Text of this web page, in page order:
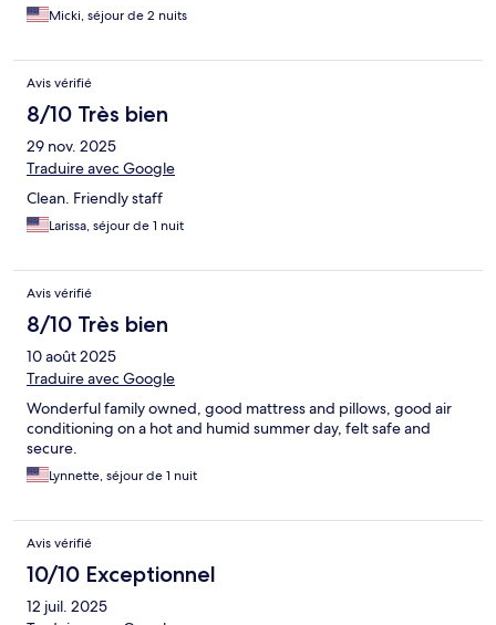
Micki, séjour de 2 nuits
Avis vérifié
8/10 Très bien
29 nov. 2025
Traduire avec Google
Clean. Friendly staff
Larissa, séjour de 1 nuit
Avis vérifié
8/10 Très bien
10 août 2025
Traduire avec Google
Wonderful family owned, good mattress and pillows, good air
conditioning on a hot and humid summer day, felt safe and
secure.
Lynnette, séjour de 1 nuit
Avis vérifié
10/10 Exceptionnel
12 juil. 2025